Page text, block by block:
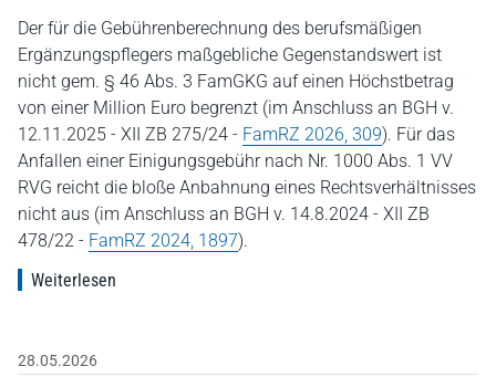
Der für die Gebührenberechnung des berufsmäßigen
Ergänzungspflegers maßgebliche Gegenstandswert ist
nicht gem. § 46 Abs. 3 FamGKG auf einen Höchstbetrag
von einer Million Euro begrenzt (im Anschluss an BGH v.
12.11.2025 - XII ZB 275/24 - FamRZ 2026, 309). Für das
Anfallen einer Einigungsgebühr nach Nr. 1000 Abs. 1 VV
RVG reicht die bloße Anbahnung eines Rechtsverhältnisses
nicht aus (im Anschluss an BGH v. 14.8.2024 - XII ZB
478/22 - FamRZ 2024, 1897).
Weiterlesen
28.05.2026